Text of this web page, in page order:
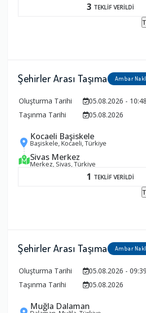
3 TEKLİF VERİLDİ
Şehirler Arası Taşıma Ambar
Oluşturma Tarihi
05.08.2026 -
Taşınma Tarihi
05.08.2026
Kocaeli Başiskele
Başiskele, Kocaeli, Türkiye
Sivas Merkez
Merkez, Sivas, Türkiye
1 TEKLİF VERİLDİ
Şehirler Arası Taşıma Ambar
Oluşturma Tarihi
05.08.2026 -
Taşınma Tarihi
05.08.2026
Muğla Dalaman